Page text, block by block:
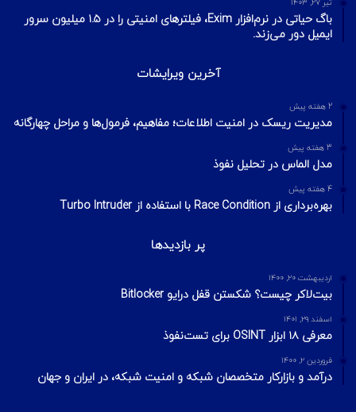
تیر ۲۷, ۱۴۰۳
باگ حیاتی در نرم‌افزار Exim، فیلترهای امنیتی را در ۱.۵ میلیون سرور
ایمیل دور می‌زند.
آخرین ویرایشات
2 هفته پیش
مدیریت ریسک در امنیت اطلاعات؛ مفاهیم، فرمول‌ها و مراحل چهارگانه
3 هفته پیش
مدل الماس در تحلیل نفوذ
4 هفته پیش
بهره‌برداری از Race Condition با استفاده از Turbo Intruder
پر بازدیدها
اردیبهشت ۲۰, ۱۴۰۰
بیت‌لاکر چیست؟ شکستن قفل درایو Bitlocker
اسفند ۲۹, ۱۴۰۱
معرفی ۱۸ ابزار OSINT برای تست‌نفوذ
فروردین ۲, ۱۴۰۰
درآمد و بازارکار متخصصان شبکه و امنیت شبکه، در ایران و جهان